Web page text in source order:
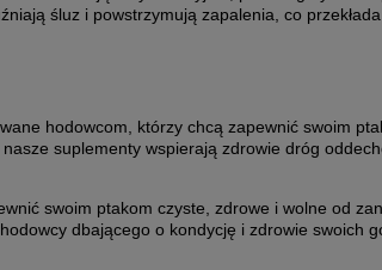
śluz i powstrzymują zapalenia, co
hodowcom, którzy chcą zapewnić swoim
suplementy wspierają zdrowie dróg
swoim ptakom czyste, zdrowe i wolne od
dbającego o kondycję i zdrowie swoich